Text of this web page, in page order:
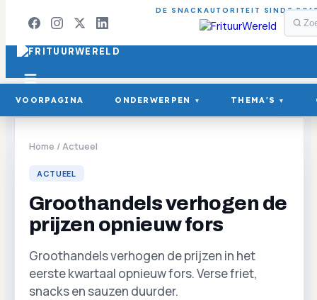
DE SNACKAUTORITEIT SINDS
VOORPAGINA ONDERWERPEN ▾ THEMA'S ▾
Home /Actueel
ACTUEEL
Groothandels verhogen de
prijzen opnieuw fors
Groothandels verhogen de prijzen in het
eerste kwartaal opnieuw fors. Verse friet,
snacks en sauzen duurder.